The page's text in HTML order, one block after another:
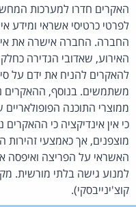
החברה. החברה אישרה את
האירוע, שאדובי הגדירה
להאקרים להניח את ידם על
משתמשים. בנוסף, ההאקרים
ממוצרי התוכנה
כי אין אינדיקציה כי
מוצפנים, אך כאמצעי זהירות
האשראי על הפריצה ואיפסה
למנוע גישה בלתי מורשית.
קוצ'ינייבסקי).